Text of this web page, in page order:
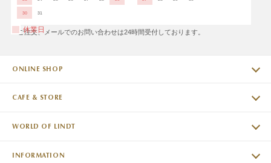
30 31
休業日
※ご注文、メールでのお問い合わせは24時間受付しております。
ONLINE SHOP
CAFE & STORE
WORLD OF LINDT
INFORMATION